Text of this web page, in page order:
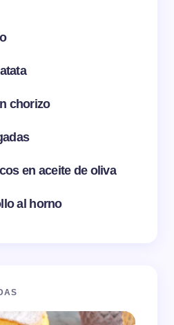
chorizo
en aceite de oliva
al horno